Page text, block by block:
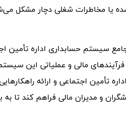
یا مخاطرات شغلی دچار مشکل
سیستم حسابداری اداره تأمین
مالی و عملیاتی این
اجتماعی و ارائه
و مدیران مالی فراهم کند تا به